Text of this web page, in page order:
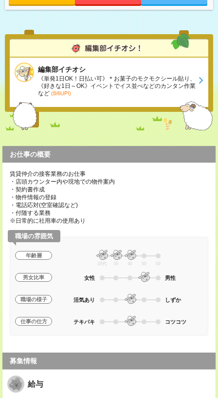
編集部イチオシ
《単発1日OK！日払い可》＊お菓子のモクモクシール貼り、
《好きな1日～OK》イベントでイス並べなどのカンタン作業
など (8/6UP!)
お仕事の概要
賃貸仲介の接客業務のお仕事
・店頭カウンター内や現地での物件案内
・契約書作成
・物件情報の登録
・電話応対(空室確認など)
・付随する業務
※日常的に社用車の使用あり
職場の雰囲気
年齢層
20代 30 40 50 60
男女比率 女性 男性
職場の様子 活気あり しずか
仕事の仕方 テキパキ コツコツ
募集情報
給与